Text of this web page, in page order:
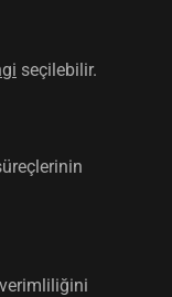
seçilebilir.